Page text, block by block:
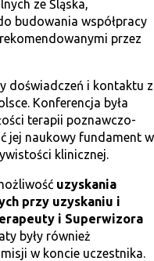
ze Śląska,
budowania współpracy
przez
doświadczeń i kontaktu z
Konferencja była
terapii poznawczo-
jej naukowy fundament w
klinicznej.
uzyskania
przy uzyskaniu i
i Superwizora
były również
w koncie uczestnika.